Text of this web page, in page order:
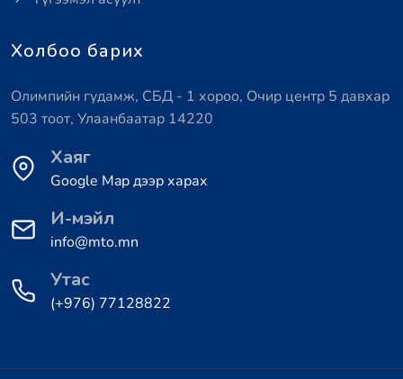
Холбоо барих
Олимпийн гудамж, СБД - 1 хороо, Очир центр 5 давхар
503 тоот, Улаанбаатар 14220
Хаяг
Google Map дээр харах
И-мэйл
info@mto.mn
Утас
(+976) 77128822